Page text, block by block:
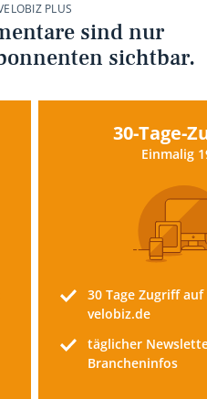
PLUS
sind nur
sichtbar.
30-Tage-
Einmalig
30 Tage Zugriff auf
velobiz.de
täglicher
Brancheninfos